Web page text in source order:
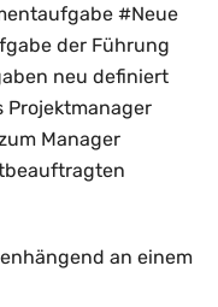
#Neue
der Führung
neu definiert
Projektmanager
Manager
an einem